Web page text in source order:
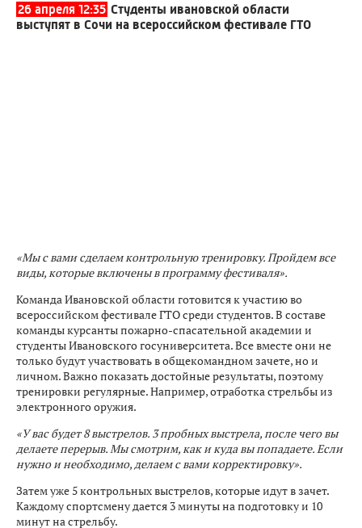
26 апреля 12:35 Студенты ивановской области
выступят в Сочи на всероссийском фестивале ГТО
«Мы с вами сделаем контрольную тренировку. Пройдем все
виды, которые включены в программу фестиваля».
Команда Ивановской области готовится к участию во
всероссийском фестивале ГТО среди студентов. В составе
команды курсанты пожарно-спасательной академии и
студенты Ивановского госуниверситета. Все вместе они не
только будут участвовать в общекомандном зачете, но и
личном. Важно показать достойные результаты, поэтому
тренировки регулярные. Например, отработка стрельбы из
электронного оружия.
«У вас будет 8 выстрелов. 3 пробных выстрела, после чего вы
делаете перерыв. Мы смотрим, как и куда вы попадаете. Если
нужно и необходимо, делаем с вами корректировку».
Затем уже 5 контрольных выстрелов, которые идут в зачет.
Каждому спортсмену дается 3 минуты на подготовку и 10
минут на стрельбу.